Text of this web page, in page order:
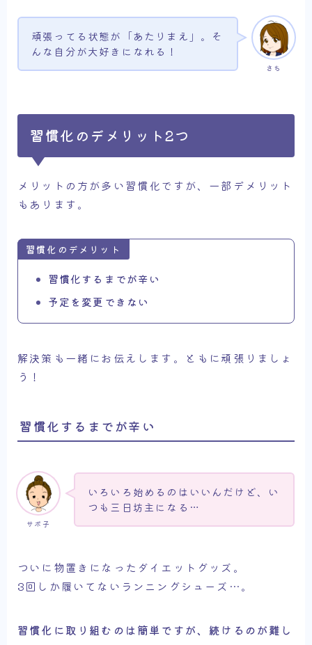
さち
頑張ってる状態が「あたりまえ」。そ
んな自分が大好きになれる！
習慣化のデメリット2つ
メリットの方が多い習慣化ですが、一部デメリット
もあります。
習慣化のデメリット
習慣化するまでが辛い
予定を変更できない
解決策も一緒にお伝えします。ともに頑張りましょ
う！
習慣化するまでが辛い
サボ子
いろいろ始めるのはいいんだけど、い
つも三日坊主になる…
ついに物置きになったダイエットグッズ。
3回しか履いてないランニングシューズ…。
習慣化に取り組むのは簡単ですが、続けるのが難し